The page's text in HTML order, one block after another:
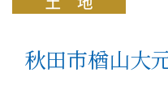
秋田市楢山大